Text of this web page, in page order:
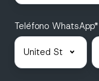
Teléfono WhatsApp*